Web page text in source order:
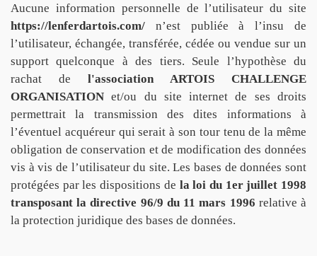
Aucune information personnelle de l’utilisateur du site
https://lenferdartois.com/ n’est publiée à l’insu de
l’utilisateur, échangée, transférée, cédée ou vendue sur un
support quelconque à des tiers. Seule l’hypothèse du
rachat de l'association ARTOIS CHALLENGE
ORGANISATION et/ou du site internet de ses droits
permettrait la transmission des dites informations à
l’éventuel acquéreur qui serait à son tour tenu de la même
obligation de conservation et de modification des données
vis à vis de l’utilisateur du site. Les bases de données sont
protégées par les dispositions de la loi du 1er juillet 1998
transposant la directive 96/9 du 11 mars 1996 relative à
la protection juridique des bases de données.